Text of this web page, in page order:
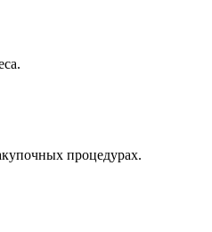
процедурах.